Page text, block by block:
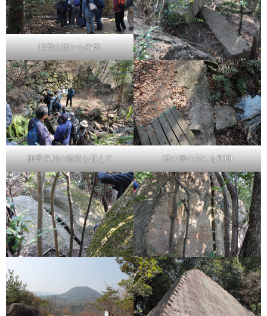
軽登山道から出発
御手洗川の源流を超えて 橋の傍の石にも刻印